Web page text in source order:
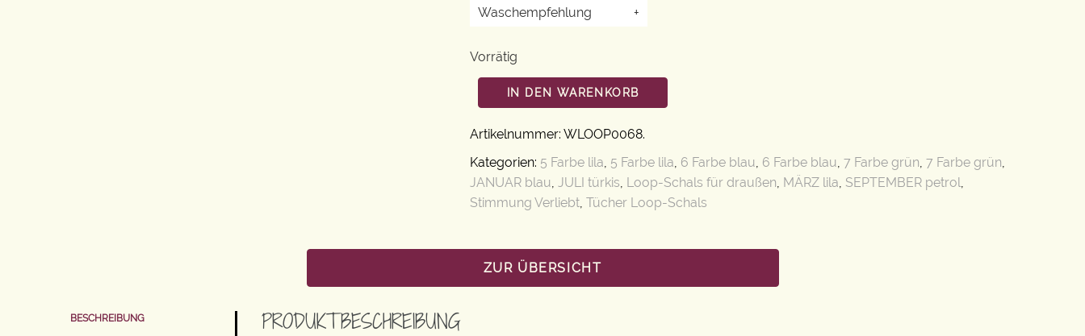
Waschempfehlung
+
Vorrätig
IN DEN WARENKORB
Artikelnummer: WLOOP0068.
Kategorien: 5 Farbe lila 5 Farbe lila 6 Farbe blau 6 Farbe blau 7 Farbe grün 7 Farbe grün
JANUAR blau JULI türkis Loop-Schals für draußen MÄRZ lila SEPTEMBER petrol
Stimmung Verliebt Tücher Loop-Schals
ZUR ÜBERSICHT
BESCHREIBUNG PRODUKTBESCHREIBUNG